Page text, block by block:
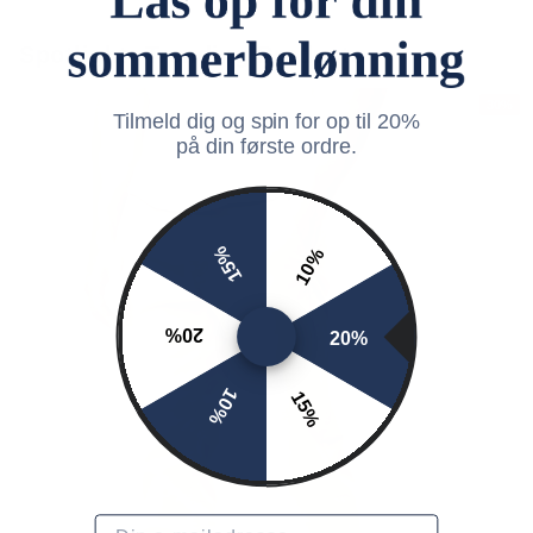
Spotlight: Trending Products
Tilmeld dig og spin for op til 20%
på din første ordre.
10%
20%
15%
10%
20%
15%
Email